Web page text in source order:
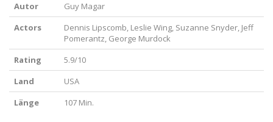
Autor
Guy Magar
Actors
Dennis Lipscomb, Leslie Wing, Suzanne Snyder, Jeff
Pomerantz, George Murdock
Rating
5.9/10
Land
USA
Länge
107 Min.